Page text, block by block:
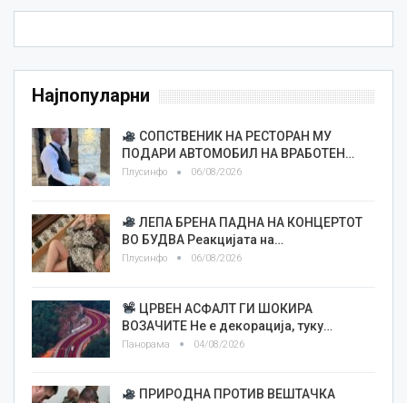
Најпопуларни
СОПСТВЕНИК НА РЕСТОРАН МУ
ПОДАРИ АВТОМОБИЛ НА ВРАБОТЕН…
Плусинфо 06/08/2026
ЛЕПА БРЕНА ПАДНА НА КОНЦЕРТОТ
ВО БУДВА Реакцијата на…
Плусинфо 06/08/2026
ЦРВЕН АСФАЛТ ГИ ШОКИРА
ВОЗАЧИТЕ Не е декорација, туку…
Панорама 04/08/2026
ПРИРОДНА ПРОТИВ ВЕШТАЧКА